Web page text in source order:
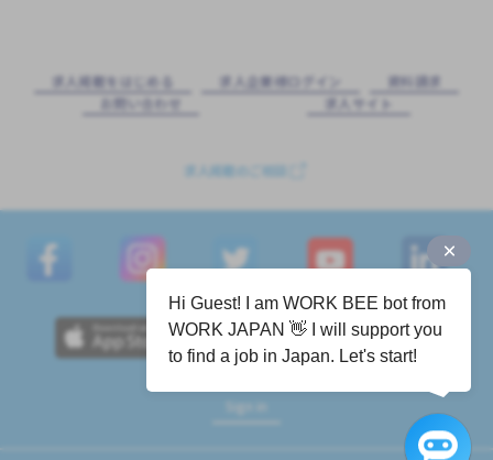
求⼈掲載をはじめる 求⼈企業様ログイン
資料請求
お問い合わせ
求⼈サイト
求人掲載のご相談
Sign in
Hi Guest! I am WORK BEE bot from
WORK JAPAN 👋 I will support you
to find a job in Japan. Let's start!